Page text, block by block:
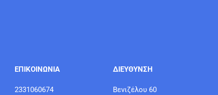
ΕΠΙΚΟΙΝΩΝΙΑ
2331060674
ΔΙΕΥΘΥΝΣΗ
Βενιζέλου 60